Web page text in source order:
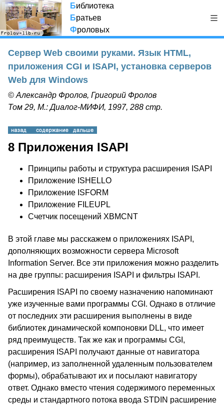
Библиотека
Братьев
Фроловых
Сервер Web своими руками. Язык HTML,
приложения CGI и ISAPI, установка серверов
Web для Windows
© Александр Фролов, Григорий Фролов
Том 29, М.: Диалог-МИФИ, 1997, 288 стр.
8 Приложения ISAPI
Принципы работы и структура расширения ISAPI
Приложение ISHELLO
Приложение ISFORM
Приложение FILEUPL
Счетчик посещений XBMCNT
В этой главе мы расскажем о приложениях ISAPI,
дополняющих возможности сервера Microsoft
Information Server. Все эти приложения можно разделить
на две группы: расширения ISAPI и фильтры ISAPI.
Расширения ISAPI по своему назначению напоминают
уже изученные вами программы CGI. Однако в отличие
от последних эти расширения выполнены в виде
библиотек динамической компоновки DLL, что имеет
ряд преимуществ. Так же как и программы CGI,
расширения ISAPI получают данные от навигатора
(например, из заполненной удаленным пользователем
формы), обрабатывают их и посылают навигатору
ответ. Однако вместо чтения содержимого переменных
среды и стандартного потока ввода STDIN расширение